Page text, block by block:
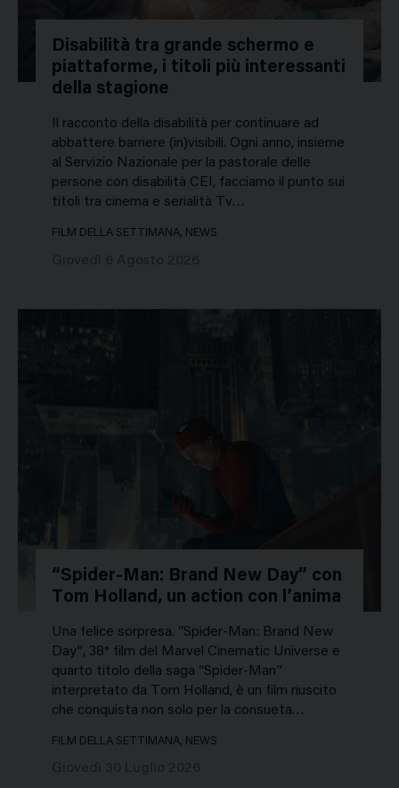
Disabilità tra grande schermo e
piattaforme, i titoli più interessanti
della stagione
Il racconto della disabilità per continuare ad
abbattere barriere (in)visibili. Ogni anno, insieme
al Servizio Nazionale per la pastorale delle
persone con disabilità CEI, facciamo il punto sui
titoli tra cinema e serialità Tv…
FILM DELLA SETTIMANA, NEWS
“Spider-Man: Brand New Day” con
Tom Holland, un action con l’anima
Una felice sorpresa. “Spider-Man: Brand New
Day”, 38° film del Marvel Cinematic Universe e
quarto titolo della saga “Spider-Man”
interpretato da Tom Holland, è un film riuscito
che conquista non solo per la consueta…
FILM DELLA SETTIMANA, NEWS